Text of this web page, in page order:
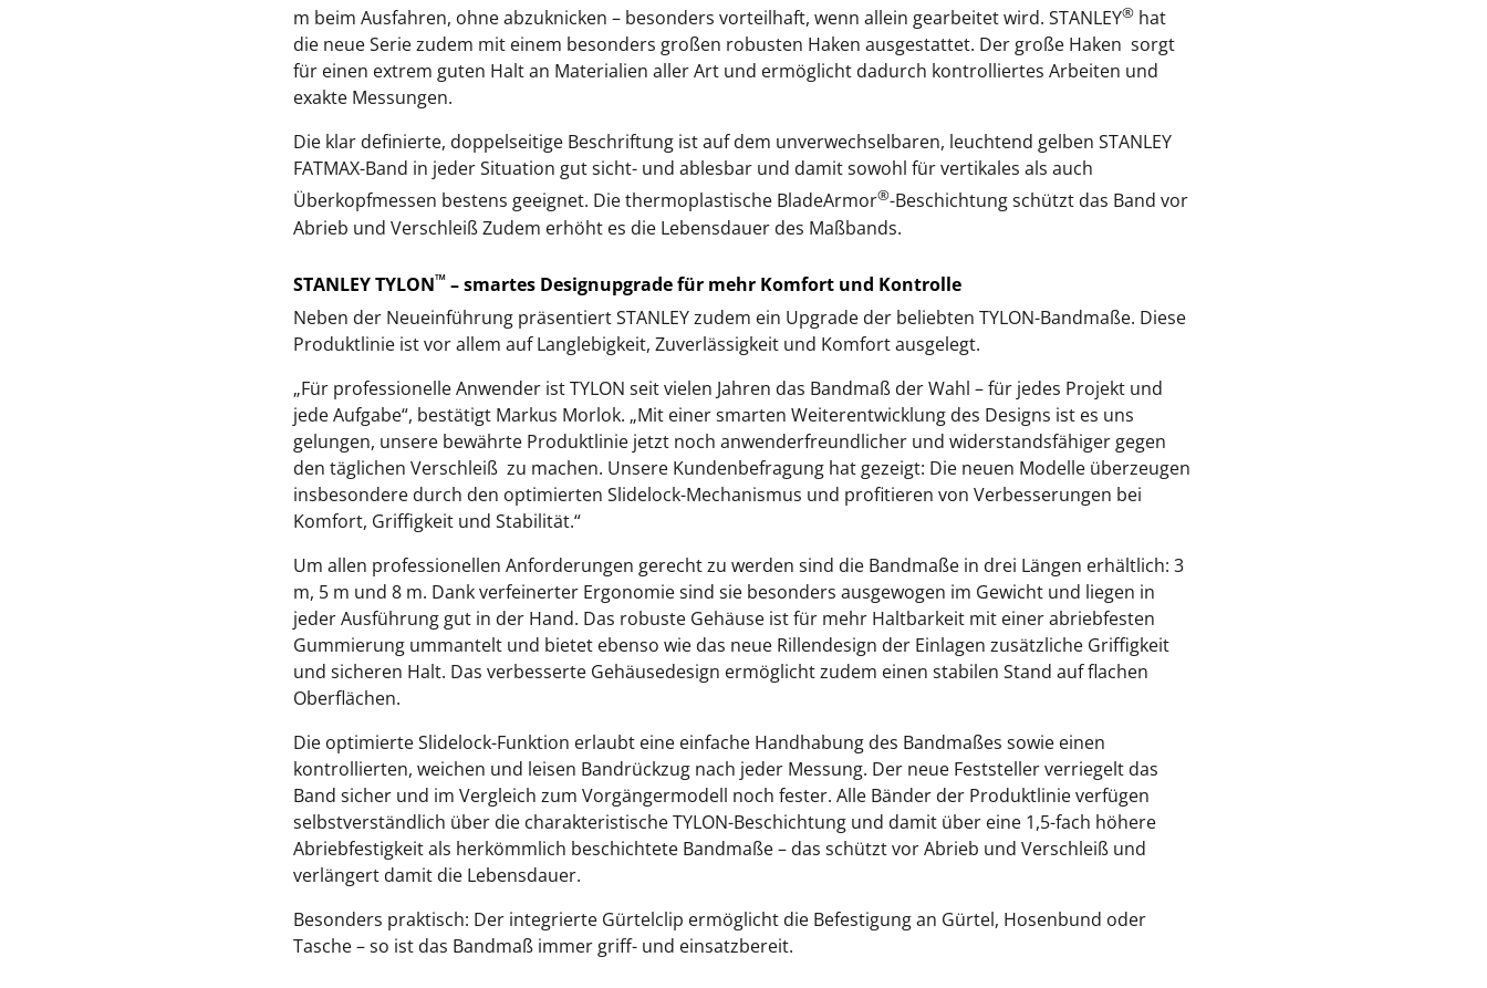
m beim Ausfahren, ohne abzuknicken – besonders vorteilhaft, wenn allein gearbeitet wird. STANLEY® hat
die neue Serie zudem mit einem besonders großen robusten Haken ausgestattet. Der große Haken sorgt
für einen extrem guten Halt an Materialien aller Art und ermöglicht dadurch kontrolliertes Arbeiten und
exakte Messungen.
Die klar definierte, doppelseitige Beschriftung ist auf dem unverwechselbaren, leuchtend gelben STANLEY
FATMAX-Band in jeder Situation gut sicht- und ablesbar und damit sowohl für vertikales als auch
Überkopfmessen bestens geeignet. Die thermoplastische BladeArmor®-Beschichtung schützt das Band vor
Abrieb und Verschleiß Zudem erhöht es die Lebensdauer des Maßbands.
STANLEY TYLON™ – smartes Designupgrade für mehr Komfort und Kontrolle
Neben der Neueinführung präsentiert STANLEY zudem ein Upgrade der beliebten TYLON-Bandmaße. Diese
Produktlinie ist vor allem auf Langlebigkeit, Zuverlässigkeit und Komfort ausgelegt.
„Für professionelle Anwender ist TYLON seit vielen Jahren das Bandmaß der Wahl – für jedes Projekt und
jede Aufgabe“, bestätigt Markus Morlok. „Mit einer smarten Weiterentwicklung des Designs ist es uns
gelungen, unsere bewährte Produktlinie jetzt noch anwenderfreundlicher und widerstandsfähiger gegen
den täglichen Verschleiß zu machen. Unsere Kundenbefragung hat gezeigt: Die neuen Modelle überzeugen
insbesondere durch den optimierten Slidelock-Mechanismus und profitieren von Verbesserungen bei
Komfort, Griffigkeit und Stabilität.“
Um allen professionellen Anforderungen gerecht zu werden sind die Bandmaße in drei Längen erhältlich: 3
m, 5 m und 8 m. Dank verfeinerter Ergonomie sind sie besonders ausgewogen im Gewicht und liegen in
jeder Ausführung gut in der Hand. Das robuste Gehäuse ist für mehr Haltbarkeit mit einer abriebfesten
Gummierung ummantelt und bietet ebenso wie das neue Rillendesign der Einlagen zusätzliche Griffigkeit
und sicheren Halt. Das verbesserte Gehäusedesign ermöglicht zudem einen stabilen Stand auf flachen
Oberflächen.
Die optimierte Slidelock-Funktion erlaubt eine einfache Handhabung des Bandmaßes sowie einen
kontrollierten, weichen und leisen Bandrückzug nach jeder Messung. Der neue Feststeller verriegelt das
Band sicher und im Vergleich zum Vorgängermodell noch fester. Alle Bänder der Produktlinie verfügen
selbstverständlich über die charakteristische TYLON-Beschichtung und damit über eine 1,5-fach höhere
Abriebfestigkeit als herkömmlich beschichtete Bandmaße – das schützt vor Abrieb und Verschleiß und
verlängert damit die Lebensdauer.
Besonders praktisch: Der integrierte Gürtelclip ermöglicht die Befestigung an Gürtel, Hosenbund oder
Tasche – so ist das Bandmaß immer griff- und einsatzbereit.